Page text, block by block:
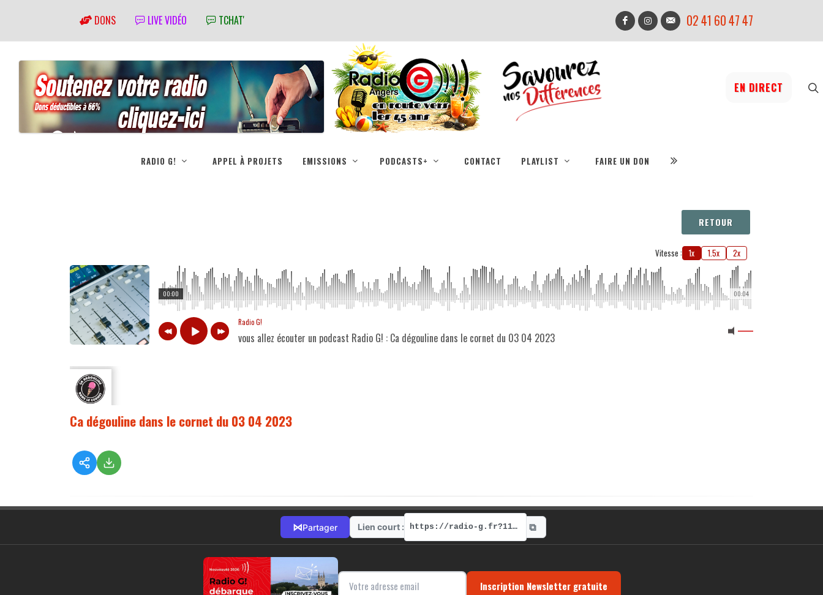
DONS LIVE VIDÉO TCHAT' 02 41 60 47 47
EN DIRECT
RADIO G! APPEL À PROJETS EMISSIONS PODCASTS+ CONTACT PLAYLIST FAIRE UN DON
RETOUR
Vitesse : 1x 1.5x 2x
00:04
00:00
Radio G!
vous allez écouter un podcast Radio G! : Ca dégouline dans le cornet du 03 04 2023
Ca dégouline dans le cornet du 03 04 2023
⋈Partager Lien court : https://radio-g.fr?11116 ⧉
Inscription Newsletter gratuite